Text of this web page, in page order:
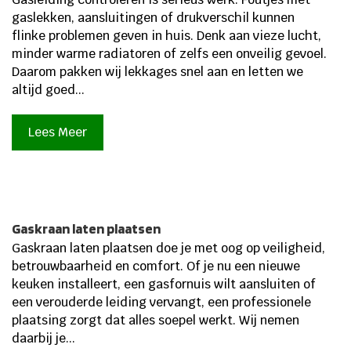
gaslekken, aansluitingen of drukverschil kunnen
flinke problemen geven in huis. Denk aan vieze lucht,
minder warme radiatoren of zelfs een onveilig gevoel.
Daarom pakken wij lekkages snel aan en letten we
altijd goed...
Lees Meer
Gaskraan laten plaatsen
Gaskraan laten plaatsen doe je met oog op veiligheid,
betrouwbaarheid en comfort. Of je nu een nieuwe
keuken installeert, een gasfornuis wilt aansluiten of
een verouderde leiding vervangt, een professionele
plaatsing zorgt dat alles soepel werkt. Wij nemen
daarbij je...